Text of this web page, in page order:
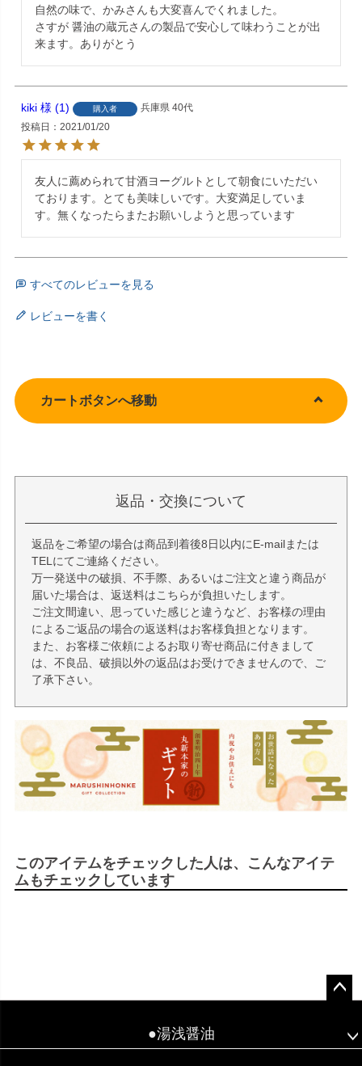
自然の味で、かみさんも大変喜んでくれました。
さすが 醤油の蔵元さんの製品で安心して味わうことが出
来ます。ありがとう
kiki 1 購入者 兵庫県 40代
投稿日
2021/01/20
友人に薦められて甘酒ヨーグルトとして朝食にいただい
ております。とても美味しいです。大変満足していま
す。無くなったらまたお願いしようと思っています
すべてのレビューを見る
レビューを書く
カートボタンへ移動
返品・交換について
返品をご希望の場合は商品到着後8日以内にE-mailまたは
TELにてご連絡ください。
万一発送中の破損、不手際、あるいはご注文と違う商品が
届いた場合は、返送料はこちらが負担いたします。
ご注文間違い、思っていた感じと違うなど、お客様の理由
によるご返品の場合の返送料はお客様負担となります。
また、お客様ご依頼によるお取り寄せ商品に付きまして
は、不良品、破損以外の返品はお受けできませんので、ご
了承下さい。
このアイテムをチェックした人は、こんなアイテ
ムもチェックしています
●湯浅醤油